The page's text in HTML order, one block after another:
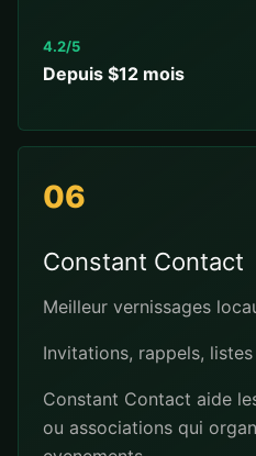
4.2/5
Depuis $12 mois
06
Constant Contact
Meilleur vernissages
Invitations, rappels,
Constant Contact aide
ou associations qui